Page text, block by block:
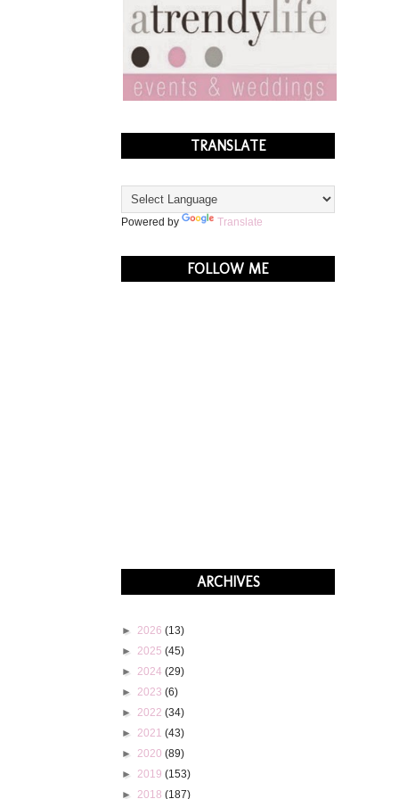
TRANSLATE
Powered by Translate
FOLLOW ME
ARCHIVES
► 2026 (13)
► 2025 (45)
► 2024 (29)
► 2023 (6)
► 2022 (34)
► 2021 (43)
► 2020 (89)
► 2019 (153)
► 2018 (187)